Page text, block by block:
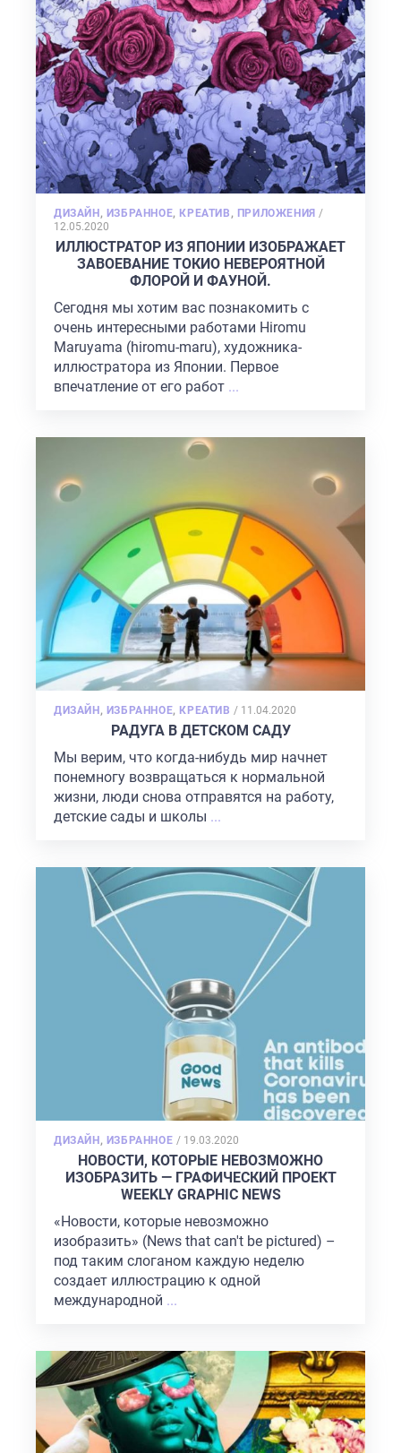
ДИЗАЙН , ИЗБРАННОЕ, КРЕАТИВ , ПРИЛОЖЕНИЯ /POSTED
12.05.2020
ИЛЛЮСТРАТОР ИЗ ЯПОНИИ ИЗОБРАЖАЕТ
ЗАВОЕВАНИЕ ТОКИО НЕВЕРОЯТНОЙ
ФЛОРОЙ И ФАУНОЙ.
Сегодня мы хотим вас познакомить с
очень интересными работами Hiromu
Maruyama (hiromu-maru), художника-
иллюстратора из Японии. Первое
впечатление от его работ ...
ДИЗАЙН , ИЗБРАННОЕ, КРЕАТИВ / POSTED
ON
11.04.2020
РАДУГА В ДЕТСКОМ САДУ
Мы верим, что когда-нибудь мир начнет
понемногу возвращаться к нормальной
жизни, люди снова отправятся на работу,
детские сады и школы ...
ДИЗАЙН , ИЗБРАННОЕ / POSTED
ON
19.03.2020
НОВОСТИ, КОТОРЫЕ НЕВОЗМОЖНО
ИЗОБРАЗИТЬ — ГРАФИЧЕСКИЙ ПРОЕКТ
WEEKLY GRAPHIC NEWS
«Новости, которые невозможно
изобразить» (News that can't be pictured) –
под таким слоганом каждую неделю
создает иллюстрацию к одной
международной ...